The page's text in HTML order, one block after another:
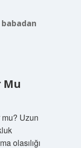
Mu
Uzun
olasılığı